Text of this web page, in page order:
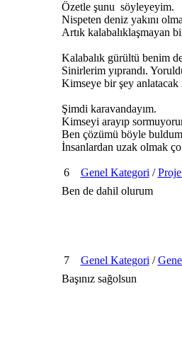
Özetle şunu söyleyeyim.
Nispeten deniz yakını
Artık kalabalıklaşmayan
Kalabalık gürültü benim
Sinirlerim yıprandı.
Kimseye bir şey anlatacak
Şimdi karavandayım.
Kimseyi arayıp
Ben çözümü böyle
İnsanlardan uzak olmak
6 Genel Kategori /
Ben de dahil olurum
7 Genel Kategori /
Başınız sağolsun